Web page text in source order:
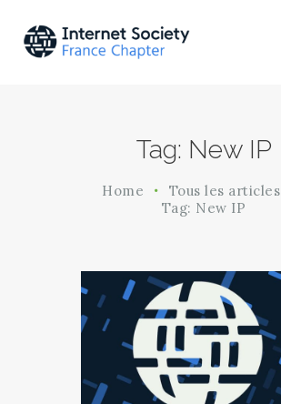
Tag: New IP
Home
Tous les articles
Tag: New IP
ACTU & ÉVÉNEMENTS
MISSIONS & PROJETS
A PROPOS